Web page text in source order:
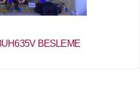
BESLEME